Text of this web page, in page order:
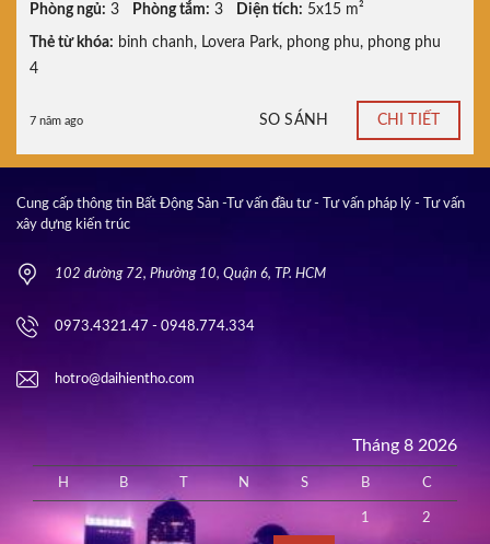
Phòng ngủ: 3 Phòng tắm: 3 Diện tích: 5x15 m²
Thẻ từ khóa: binh chanh, Lovera Park, phong phu, phong phu
4
7 năm ago SO SÁNH CHI TIẾT
Cung cấp thông tin Bất Động Sản -Tư vấn đầu tư - Tư vấn pháp lý - Tư vấn
xây dựng kiến trúc
102 đường 72, Phường 10, Quận 6, TP. HCM
0973.4321.47 - 0948.774.334
hotro@daihientho.com
Tháng 8 2026
H B N S B C
1 2